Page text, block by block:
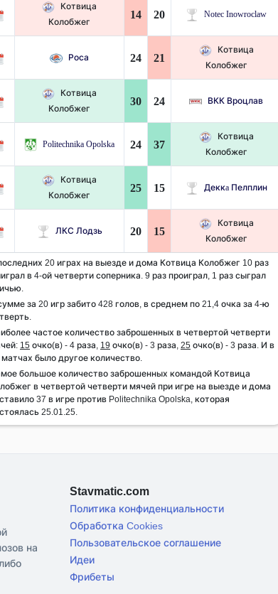
Котвица
Колобжег
14 20 Notec Inowroclaw
Роса 24 21
Котвица
Колобжег
Котвица
Колобжег
30 24 ВКК Вроцлав
Politechnika Opolska 24 37
Котвица
Колобжег
Котвица
Колобжег
25 15 Деккa Пелплин
ЛКС Лодзь 20 15
Котвица
Колобжег
20 играх на выезде и дома Котвица Колобжег 10 раз
в 4-ой четверти соперника. 9 раз проиграл, 1 раз сыграл
за 20 игр забито 428 голов, в среднем по 21,4 очка за 4-ю
частое количество заброшенных в четвертой четверти
15 очко(в) - 4 раза, 19 очко(в) - 3 раза, 25 очко(в) - 3 раза. И в
матчах было другое количество.
большое количество заброшенных командой Котвица
в четвертой четверти мячей при игре на выезде и дома
37 в игре против Politechnika Opolska, которая
25.01.25.
на
Stavmatic.com
Политика конфиденциальности
Обработка Cookies
Пользовательское соглашение
Идеи
Фрибеты